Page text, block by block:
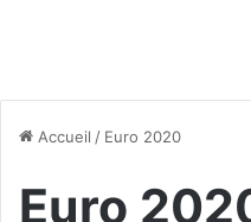
Accueil / Euro 2020
Euro